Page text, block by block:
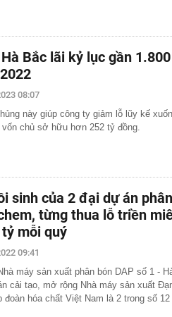
Bắc lãi kỷ lục gần
08:07
này giúp công ty giảm lỗ lũy kế
chủ sở hữu hơn 252 tỷ đồng.
sinh của 2 đại dự án
từng thua lỗ triền
mỗi quý
09:41
máy sản xuất phân bón DAP số 1 -
cải tạo, mở rộng Nhà máy sản xuất
đoàn hóa chất Việt Nam là 2 trong số